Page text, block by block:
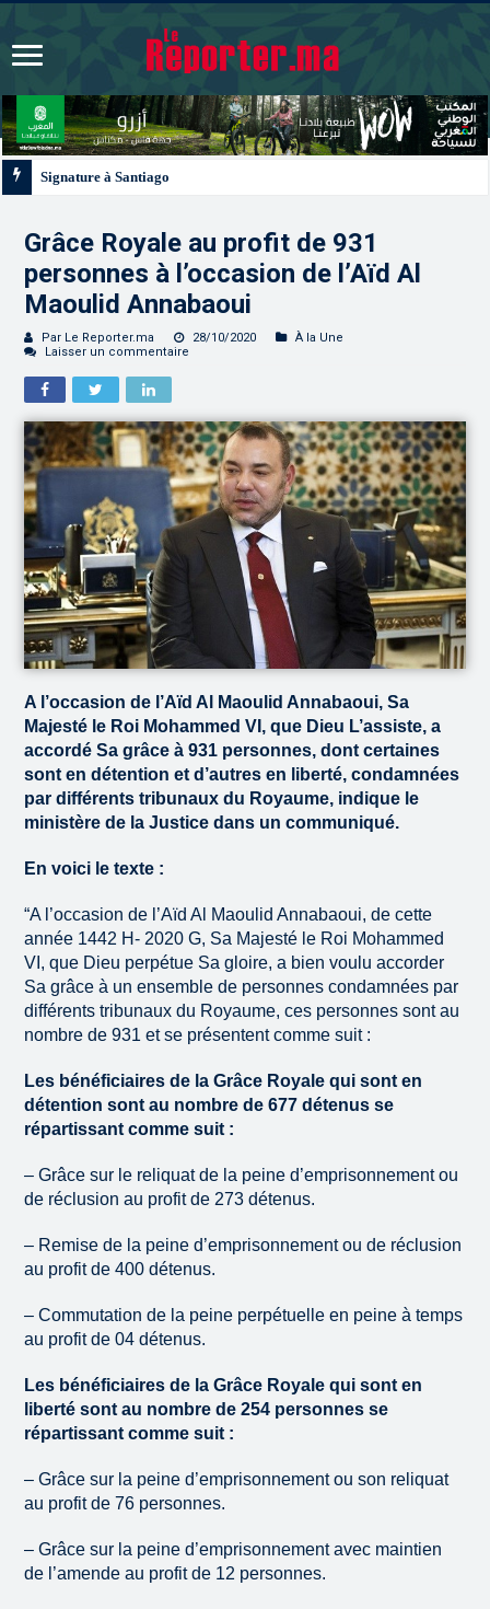
Grâce Royale au profit de 931
personnes à l’occasion de l’Aïd Al
Maoulid Annabaoui
Par Le Reporter.ma 28/10/2020
À la Une
Laisser un commentaire
A l’occasion de l’Aïd Al Maoulid Annabaoui, Sa
Majesté le Roi Mohammed VI, que Dieu L’assiste, a
accordé Sa grâce à 931 personnes, dont certaines
sont en détention et d’autres en liberté, condamnées
par différents tribunaux du Royaume, indique le
ministère de la Justice dans un communiqué.
En voici le texte :
“A l’occasion de l’Aïd Al Maoulid Annabaoui, de cette
année 1442 H- 2020 G, Sa Majesté le Roi Mohammed
VI, que Dieu perpétue Sa gloire, a bien voulu accorder
Sa grâce à un ensemble de personnes condamnées par
différents tribunaux du Royaume, ces personnes sont au
nombre de 931 et se présentent comme suit :
Les bénéficiaires de la Grâce Royale qui sont en
détention sont au nombre de 677 détenus se
répartissant comme suit :
– Grâce sur le reliquat de la peine d’emprisonnement ou
de réclusion au profit de 273 détenus.
– Remise de la peine d’emprisonnement ou de réclusion
au profit de 400 détenus.
– Commutation de la peine perpétuelle en peine à temps
au profit de 04 détenus.
Les bénéficiaires de la Grâce Royale qui sont en
liberté sont au nombre de 254 personnes se
répartissant comme suit :
– Grâce sur la peine d’emprisonnement ou son reliquat
au profit de 76 personnes.
– Grâce sur la peine d’emprisonnement avec maintien
de l’amende au profit de 12 personnes.